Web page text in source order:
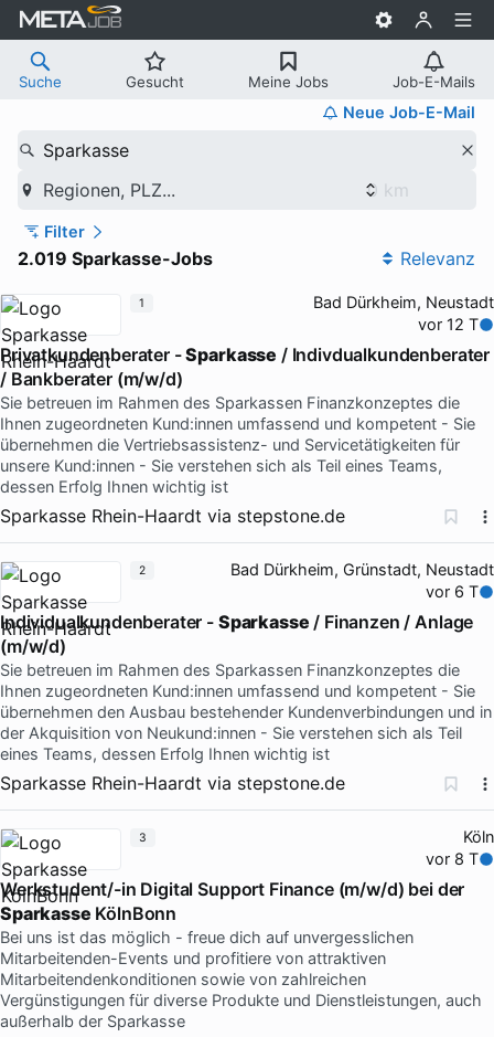
Suche Gesucht Meine Jobs Job-E-Mails
Neue Job-E-Mail
Sparkasse
Regionen, PLZ...
Filter
2.019 Sparkasse-Jobs Relevanz
Bad Dürkheim, Neustadt
vor 12 T
Privatkundenberater -Sparkasse / Indivdualkundenberater
/ Bankberater (m/w/d)
Sie betreuen im Rahmen des Sparkassen Finanzkonzeptes die
Ihnen zugeordneten Kund:innen umfassend und kompetent - Sie
übernehmen die Vertriebsassistenz- und Servicetätigkeiten für
unsere Kund:innen - Sie verstehen sich als Teil eines Teams,
dessen Erfolg Ihnen wichtig ist
Sparkasse Rhein-Haardt via stepstone.de
1
Bad Dürkheim, Grünstadt, Neustadt
vor 6 T
Individualkundenberater - Sparkasse / Finanzen / Anlage
(m/w/d)
Sie betreuen im Rahmen des Sparkassen Finanzkonzeptes die
Ihnen zugeordneten Kund:innen umfassend und kompetent - Sie
übernehmen den Ausbau bestehender Kundenverbindungen und in
der Akquisition von Neukund:innen - Sie verstehen sich als Teil
eines Teams, dessen Erfolg Ihnen wichtig ist
Sparkasse Rhein-Haardt via stepstone.de
2
Köln
vor 8 T
Werkstudent/-in Digital Support Finance (m/w/d) bei der
Sparkasse KölnBonn
Bei uns ist das möglich - freue dich auf unvergesslichen
Mitarbeitenden-Events und profitiere von attraktiven
Mitarbeitendenkonditionen sowie von zahlreichen
Vergünstigungen für diverse Produkte und Dienstleistungen, auch
außerhalb der Sparkasse
3